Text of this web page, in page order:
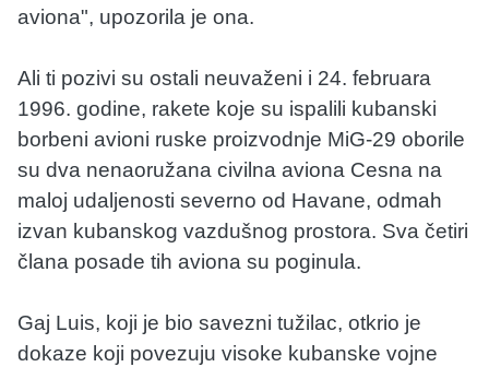
aviona", upozorila je ona.
Ali ti pozivi su ostali neuvaženi i 24. februara
1996. godine, rakete koje su ispalili kubanski
borbeni avioni ruske proizvodnje MiG-29 oborile
su dva nenaoružana civilna aviona Cesna na
maloj udaljenosti severno od Havane, odmah
izvan kubanskog vazdušnog prostora. Sva četiri
člana posade tih aviona su poginula.
Gaj Luis, koji je bio savezni tužilac, otkrio je
dokaze koji povezuju visoke kubanske vojne